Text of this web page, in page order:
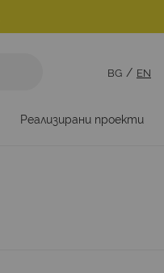
BG EN
Реализирани проекти